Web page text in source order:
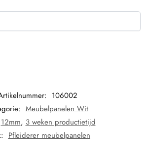
106002
Meubelpanelen Wit
12mm, 3 weken productietijd
Pfleiderer meubelpanelen